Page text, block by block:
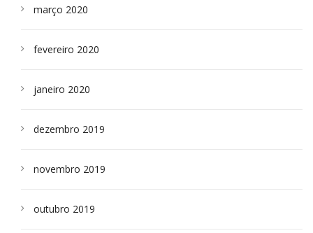
março 2020
fevereiro 2020
janeiro 2020
dezembro 2019
novembro 2019
outubro 2019